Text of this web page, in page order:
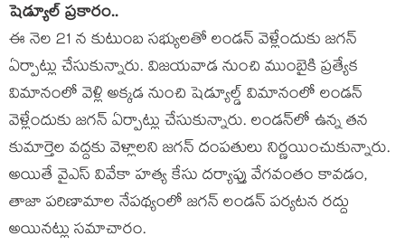
షెడ్యూల్ ప్ర‌కారం..
ఈ నెల 21 న కుటుంబ సభ్యులతో లండన్ వెళ్లేందుకు జగన్
ఏర్పాట్లు చేసుకున్నారు. విజయవాడ నుంచి ముంబైకి ప్రత్యేక
విమానంలో వెళ్లి అక్కడ నుంచి షెడ్యూల్డ్ విమానంలో లండన్
వెళ్లేందుకు జగన్ ఏర్పాట్లు చేసుకున్నారు. లండన్‌లో ఉన్న తన
కుమార్తెల వద్దకు వెళ్లాలని జగన్ దంపతులు నిర్ణయించుకున్నారు.
అయితే వైఎస్ వివేకా హత్య కేసు దర్యాప్తు వేగవంతం కావడం,
తాజా పరిణామాల నేపథ్యంలో జగన్ లండన్ పర్యటన రద్దు
అయినట్లు సమాచారం.